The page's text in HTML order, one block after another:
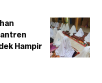
Hampir